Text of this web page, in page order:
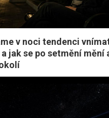
v noci tendenci
jak se po setmění mění